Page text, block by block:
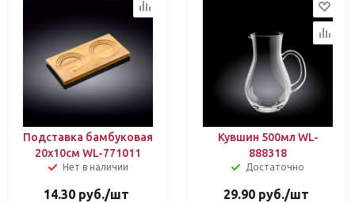
Подставка бамбуковая
20х10см WL-771011
Нет в наличии
14.30 руб./шт
Кувшин 500мл WL-
888318
Достаточно
29.90 руб./шт